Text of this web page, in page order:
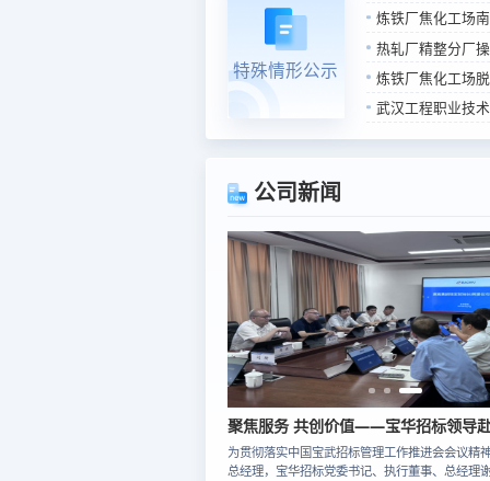
特殊情形公示
炼铁厂焦化工场
热轧厂精整分厂操作室
炼铁厂焦化工场
武汉工程职业技术学院江
公司新闻
为贯彻落实中国宝武招标管理工作推进会会议精
总经理，宝华招标党委书记、执行董事、总经理